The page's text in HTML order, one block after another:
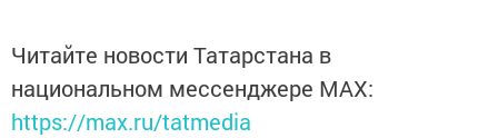
Читайте новости Татарстана в
национальном мессенджере MАХ:
https://max.ru/tatmedia